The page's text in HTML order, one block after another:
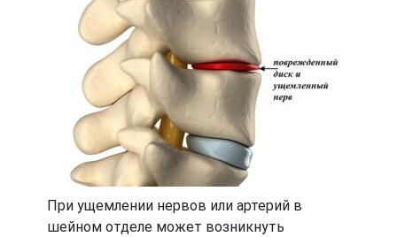
При ущемлении нервов или артерий в
шейном отделе может возникнуть